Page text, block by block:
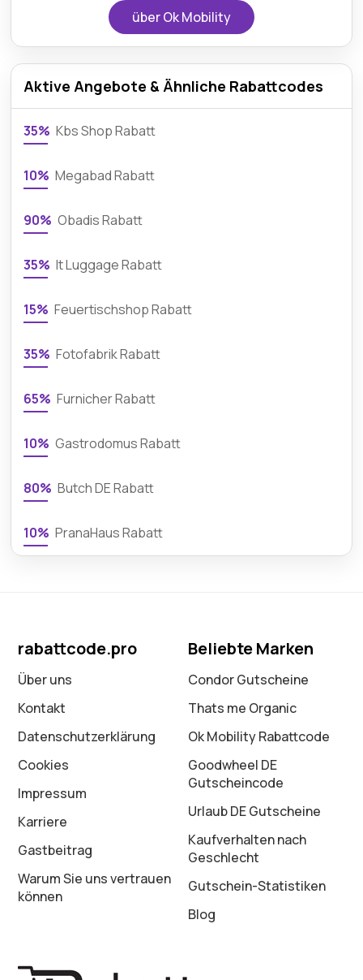
über Ok Mobility
Aktive Angebote & Ähnliche Rabattcodes
35% Kbs Shop Rabatt
10% Megabad Rabatt
90% Obadis Rabatt
35% It Luggage Rabatt
15% Feuertischshop Rabatt
35% Fotofabrik Rabatt
65% Furnicher Rabatt
10% Gastrodomus Rabatt
80% Butch DE Rabatt
10% PranaHaus Rabatt
rabattcode.pro
Über uns
Kontakt
Datenschutz­erklärung
Cookies
Impressum
Karriere
Gastbeitrag
Warum Sie uns vertrauen
können
Beliebte Marken
Condor Gutscheine
Thats me Organic
Ok Mobility Rabattcode
Goodwheel DE
Gutscheincode
Urlaub DE Gutscheine
Kaufverhalten nach
Geschlecht
Gutschein-Statistiken
Blog